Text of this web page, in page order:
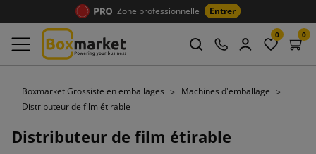
Zone professionnelle Entrer
0 0
Boxmarket Grossiste en emballages
Machines d'emballage
Distributeur de film étirable
Distributeur de film étirable